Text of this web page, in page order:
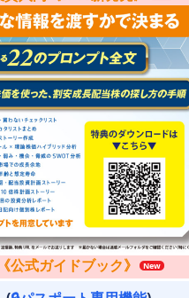
公式ガイドブック》